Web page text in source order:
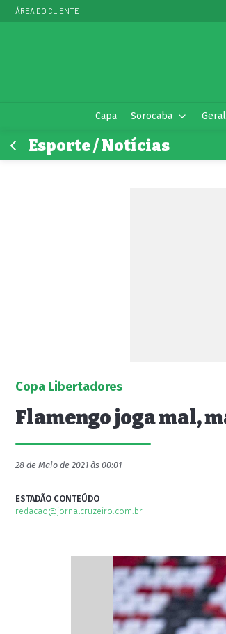
ÁREA DO CLIENTE
Capa Sorocaba Geral
Esporte / Notícias
Copa Libertadores
Flamengo joga mal,
28 de Maio de 2021 às 00:01
ESTADÃO CONTEÚDO
redacao@jornalcruzeiro.com.br